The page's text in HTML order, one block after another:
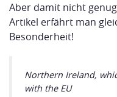
Aber damit nicht
Artikel erfährt man
Besonderheit!
Northern Ireland,
with the EU